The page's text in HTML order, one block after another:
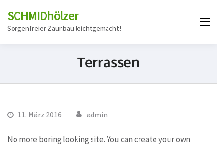
SCHMIDhölzer
Sorgenfreier Zaunbau leichtgemacht!
Terrassen
11. März 2016 admin
No more boring looking site. You can create your own